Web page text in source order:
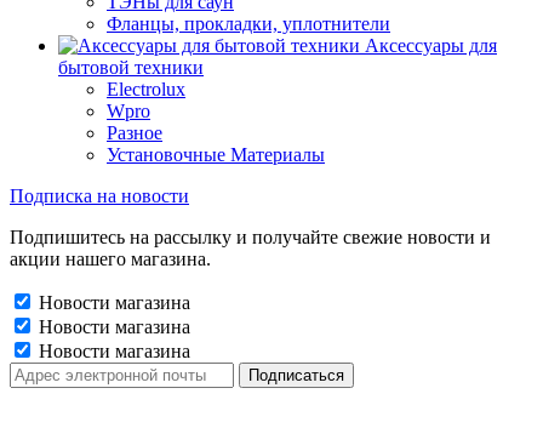
Фланцы, прокладки, уплотнители
Аксессуары для
бытовой техники
Electrolux
Wpro
Разное
Установочные Материалы
Подписка на новости
Подпишитесь на рассылку и получайте свежие новости и
акции нашего магазина.
Новости магазина
Новости магазина
Новости магазина